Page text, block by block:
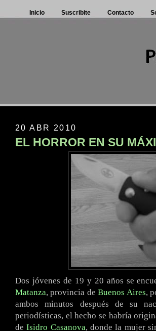
Inicio Suscribite Contacto
20 ABR 2010
EL HORROR EN SU
Dos jóvenes de 19 y 20 años se
Matanza, provincia deBuenos Aires,
ambos minutos después de su
periodísticas, el hecho se habría
de Isidro Casanova, donde la mujer